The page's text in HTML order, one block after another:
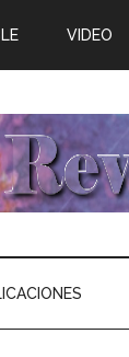
VIDEO